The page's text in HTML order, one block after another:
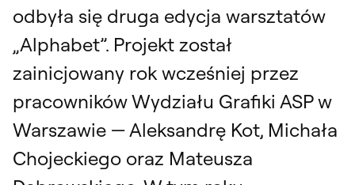
odbyła się druga edycja warsztatów
„Alphabet”. Projekt został
zainicjowany rok wcześniej przez
pracowników Wydziału Grafiki ASP w
Warszawie — Aleksandrę Kot, Michała
Chojeckiego oraz Mateusza